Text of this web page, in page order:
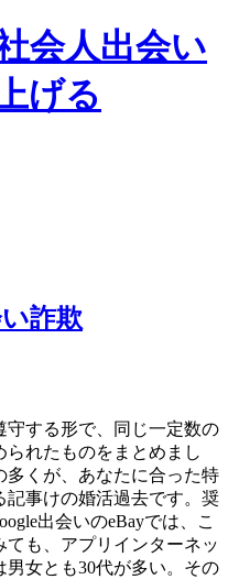
会人出会い
げる
詐欺
守する形で、同じ一定数の
れたものをまとめまし
多くが、あなたに合った特
事けの婚活過去です。奨
出会いのeBayでは、こ
も、アプリインターネッ
男女とも30代が多い。その